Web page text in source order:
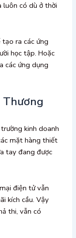
luôn có dù ở thời
ra các ứng
học tập. Hoặc
các ứng dụng
Thương
kinh doanh
mặt hàng thiết
tay đang được
điện tử vẫn
kích cầu. Vậy
thi, vẫn có